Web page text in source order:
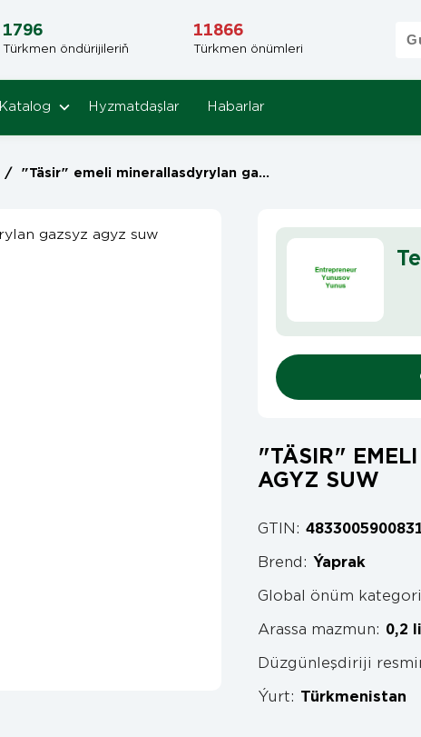
1796
Türkmen öndürijileriň
11866
Türkmen önümleri
Katalog Hyzmatdaşlar Habarlar
/ "Täsir" emeli minerallasdyrylan gazsyz agyz suw
"TÄSIR"
AGYZ SUW
GTIN:
Brend: Ýaprak
Global önüm
Arassa mazmun: 0,2
Düzgünleşdiriji
Ýurt: Türkmenistan